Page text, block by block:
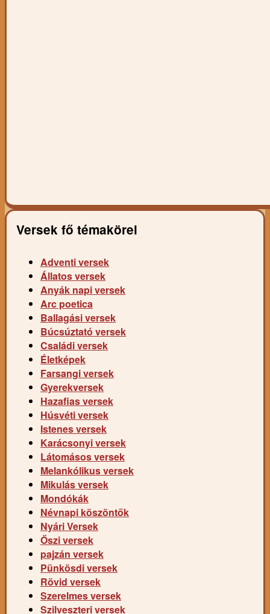
Versek fő témakörei
Adventi versek
Állatos versek
Anyák napi versek
Arc poetica
Ballagási versek
Búcsúztató versek
Családi versek
Életképek
Farsangi versek
Gyerekversek
Hazafias versek
Húsvéti versek
Istenes versek
Karácsonyi versek
Látomásos versek
Melankólikus versek
Mikulás versek
Mondókák
Névnapi köszöntők
Nyári Versek
Őszi versek
pajzán versek
Pünkösdi versek
Rövid versek
Szerelmes versek
Szilveszteri versek